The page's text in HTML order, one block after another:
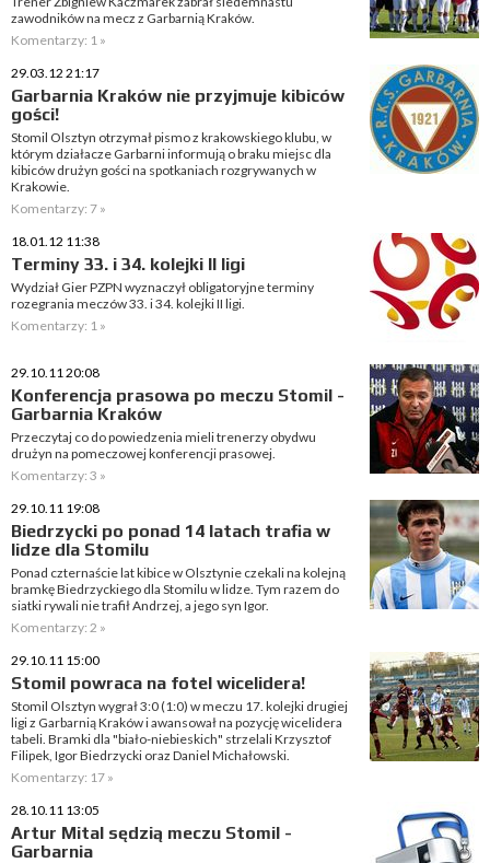
zawodników na mecz z Garbarnią Kraków.
Komentarzy: 1 »
29.03.12 21:17
Garbarnia Kraków nie przyjmuje kibiców
gości!
Stomil Olsztyn otrzymał pismo z krakowskiego klubu, w
którym działacze Garbarni informują o braku miejsc dla
kibiców drużyn gości na spotkaniach rozgrywanych w
Krakowie.
Komentarzy: 7 »
18.01.12 11:38
Terminy 33. i 34. kolejki II ligi
Wydział Gier PZPN wyznaczył obligatoryjne terminy
rozegrania meczów 33. i 34. kolejki II ligi.
Komentarzy: 1 »
29.10.11 20:08
Konferencja prasowa po meczu Stomil -
Garbarnia Kraków
Przeczytaj co do powiedzenia mieli trenerzy obydwu
drużyn na pomeczowej konferencji prasowej.
Komentarzy: 3 »
29.10.11 19:08
Biedrzycki po ponad 14 latach trafia w
lidze dla Stomilu
Ponad czternaście lat kibice w Olsztynie czekali na kolejną
bramkę Biedrzyckiego dla Stomilu w lidze. Tym razem do
siatki rywali nie trafił Andrzej, a jego syn Igor.
Komentarzy: 2 »
29.10.11 15:00
Stomil powraca na fotel wicelidera!
Stomil Olsztyn wygrał 3:0 (1:0) w meczu 17. kolejki drugiej
ligi z Garbarnią Kraków i awansował na pozycję wicelidera
tabeli. Bramki dla "biało-niebieskich" strzelali Krzysztof
Filipek, Igor Biedrzycki oraz Daniel Michałowski.
Komentarzy: 17 »
28.10.11 13:05
Artur Mital sędzią meczu Stomil -
Garbarnia